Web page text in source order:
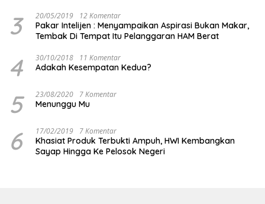
3 20/05/2019 12 Komentar
Pakar Intelijen : Menyampaikan Aspirasi Bukan Makar,
Tembak Di Tempat Itu Pelanggaran HAM Berat
4 30/10/2018 11 Komentar
Adakah Kesempatan Kedua?
5 23/08/2020 7 Komentar
Menunggu Mu
6 17/02/2019 7 Komentar
Khasiat Produk Terbukti Ampuh, HWI Kembangkan
Sayap Hingga Ke Pelosok Negeri